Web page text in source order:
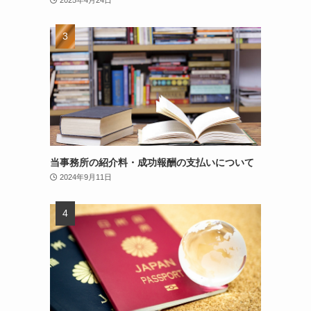
当事務所の紹介料・成功報酬の支払いについて
2024年9月11日